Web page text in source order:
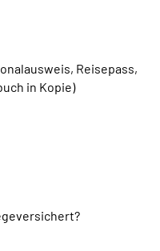
Reisepass,
in Kopie)